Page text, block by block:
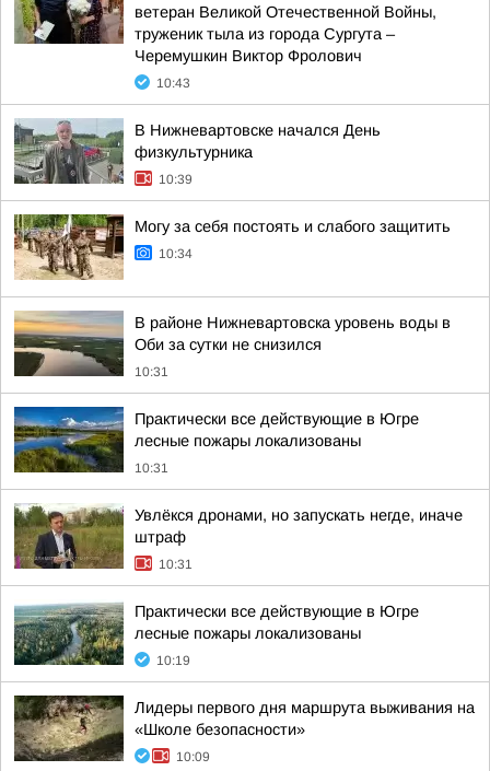
ветеран Великой Отечественной Войны,
труженик тыла из города Сургута –
Черемушкин Виктор Фролович
10:43
В Нижневартовске начался День
физкультурника
10:39
Могу за себя постоять и слабого защитить
10:34
В районе Нижневартовска уровень воды в
Оби за сутки не снизился
10:31
Практически все действующие в Югре
лесные пожары локализованы
10:31
Увлёкся дронами, но запускать негде, иначе
штраф
10:31
Практически все действующие в Югре
лесные пожары локализованы
10:19
Лидеры первого дня маршрута выживания на
«Школе безопасности»
10:09